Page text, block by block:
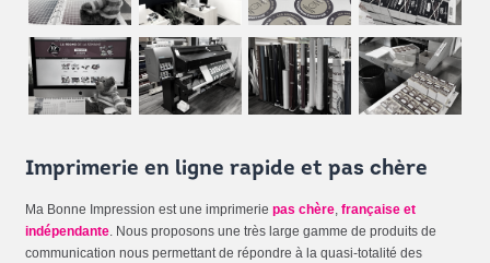
Imprimerie en ligne rapide et pas chère
Ma Bonne Impression est une imprimerie pas chère, française et
indépendante. Nous proposons une très large gamme de produits de
communication nous permettant de répondre à la quasi-totalité des